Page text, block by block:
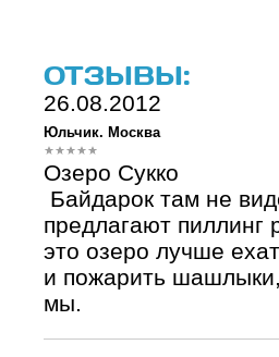
ОТЗЫВЫ:
26.08.2012
Юльчик. Москва
Озеро Сукко
Байдарок там не
предлагают пиллинг
это озеро лучше
и пожарить
мы.